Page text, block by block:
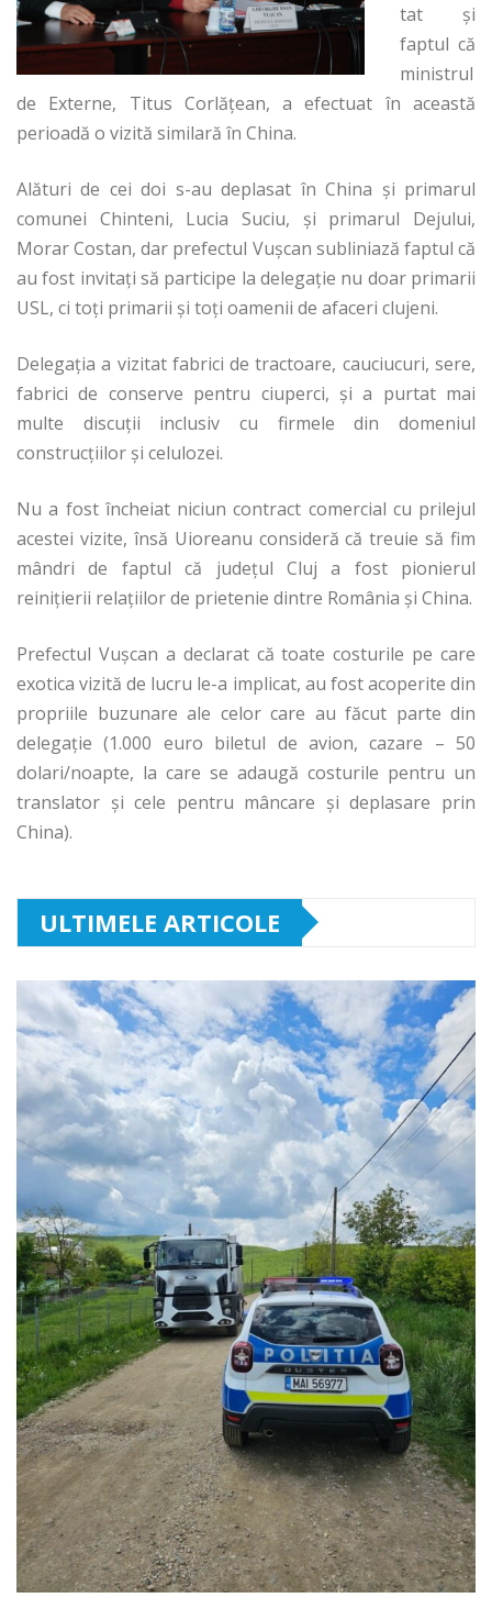
tat și
faptul că
ministrul
de Externe, Titus Corlățean, a efectuat în această
perioadă o vizită similară în China.
Alături de cei doi s-au deplasat în China și primarul
comunei Chinteni, Lucia Suciu, și primarul Dejului,
Morar Costan, dar prefectul Vușcan subliniază faptul că
au fost invitați să participe la delegație nu doar primarii
USL, ci toți primarii și toți oamenii de afaceri clujeni.
Delegația a vizitat fabrici de tractoare, cauciucuri, sere,
fabrici de conserve pentru ciuperci, și a purtat mai
multe discuții inclusiv cu firmele din domeniul
construcțiilor și celulozei.
Nu a fost încheiat niciun contract comercial cu prilejul
acestei vizite, însă Uioreanu consideră că treuie să fim
mândri de faptul că județul Cluj a fost pionierul
reinițierii relațiilor de prietenie dintre România și China.
Prefectul Vușcan a declarat că toate costurile pe care
exotica vizită de lucru le-a implicat, au fost acoperite din
propriile buzunare ale celor care au făcut parte din
delegație (1.000 euro biletul de avion, cazare – 50
dolari/noapte, la care se adaugă costurile pentru un
translator și cele pentru mâncare și deplasare prin
China).
ULTIMELE ARTICOLE